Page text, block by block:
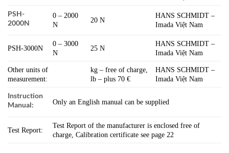
PSH-
2000N
0 – 2000
N
20 N
HANS SCHMIDT –
Imada Việt Nam
PSH-3000N
0 – 3000
N
25 N
HANS SCHMIDT –
Imada Việt Nam
Other units of
measurement:
kg – free of charge,
lb – plus 70 €
HANS SCHMIDT –
Imada Việt Nam
Instruction
Manual:
Only an English manual can be supplied
Test Report:
Test Report of the manufacturer is enclosed free of
charge, Calibration certificate see page 22